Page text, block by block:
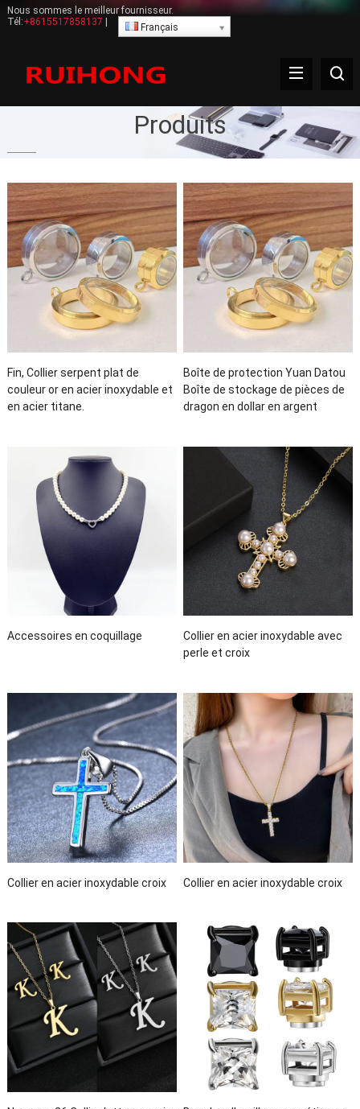
Nous sommes le meilleur fournisseur.
Tél:+8615517858137 Français
Produits
Fin, Collier serpent plat de
couleur or en acier inoxydable et
en acier titane.
Boîte de protection Yuan Datou
Boîte de stockage de pièces de
dragon en dollar en argent
Accessoires en coquillage
Collier en acier inoxydable avec
perle et croix
Collier en acier inoxydable croix Collier en acier inoxydable croix